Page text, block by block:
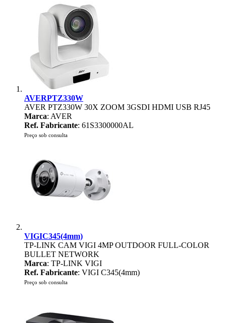
AVERPTZ330W
AVER PTZ330W 30X ZOOM 3GSDI HDMI USB RJ45
Marca: AVER
Ref. Fabricante: 61S3300000AL
Preço sob consulta
VIGIC345(4mm)
TP-LINK CAM VIGI 4MP OUTDOOR FULL-COLOR
BULLET NETWORK
Marca: TP-LINK VIGI
Ref. Fabricante: VIGI C345(4mm)
Preço sob consulta